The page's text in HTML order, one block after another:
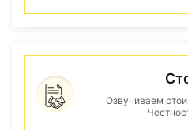
Озвучиваем